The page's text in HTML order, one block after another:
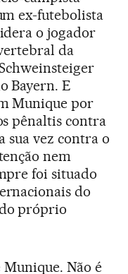
ex-futebolista
o jogador
da
Bayern. E
Munique por
pênaltis contra
sua vez contra o
nem
foi situado
do
próprio
Não é